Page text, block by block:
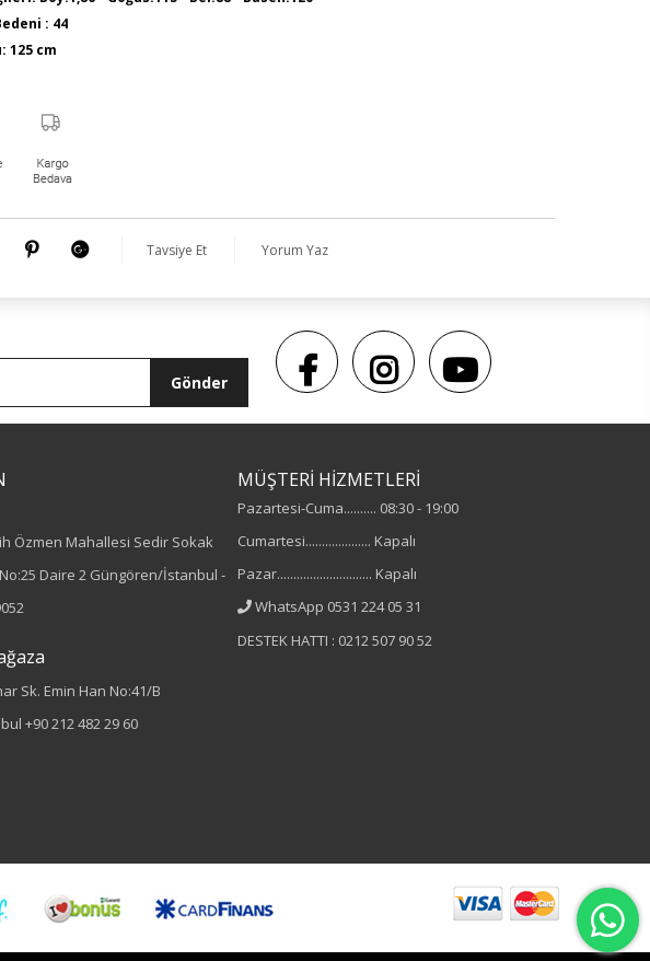
: 44
125 cm
Tavsiye Et Yorum Yaz
Gönder
Özmen Mahallesi Sedir Sokak
Daire 2 Güngören/İstanbul -
Sk. Emin Han No:41/B
+90 212 482 29 60
MÜŞTERİ HİZMETLERİ
Pazartesi-Cuma.......... 08:30 - 19:00
Cumartesi.................... Kapalı
Pazar............................. Kapalı
WhatsApp 0531 224 05 31
DESTEK HATTI : 0212 507 90 52